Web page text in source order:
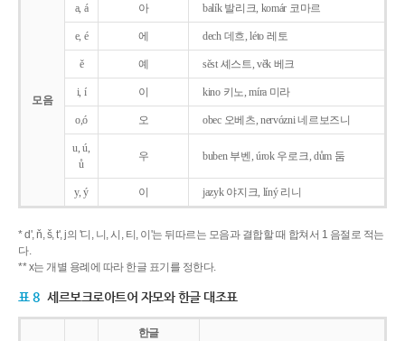
모음
a, á 아 balík 발리크, komár 코마르
e, é 에 dech 데흐, léto 레토
ě 예 sěst 셰스트, věk 베크
i, í 이 kino 키노, míra 미라
o,ó 오 obec 오베츠, nervózni 네르보즈니
u, ú,
ů
우 buben 부벤, úrok 우로크, dům 둠
y, ý 이 jazyk야지크, líný 리니
* d', ň, š, t', j의 '디, 니, 시, 티, 이'는 뒤따르는 모음과 결합할 때 합쳐서 1 음절로 적는
다.
** x는 개별 용례에 따라 한글 표기를 정한다.
표 8 세르보크로아트어 자모와 한글 대조표
한글